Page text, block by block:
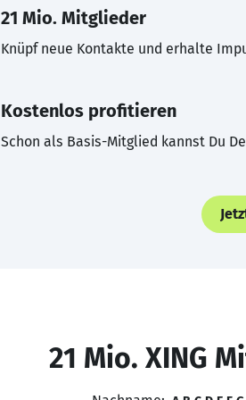
21 Mio. Mitglieder
Knüpf neue Kontakte und erhalte
Kostenlos profitieren
Schon als Basis-Mitglied kannst Du
21 Mio. XING